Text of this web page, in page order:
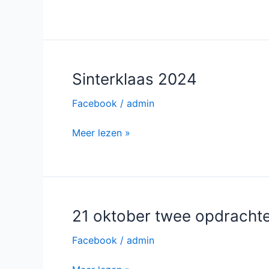
Sinterklaas 2024
Facebook / admin
Sinterklaas
Meer lezen »
21 oktober twee
Facebook / admin